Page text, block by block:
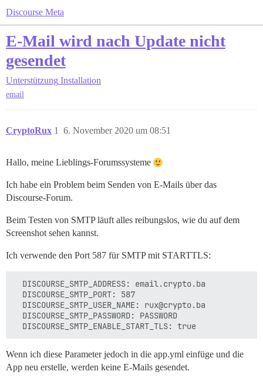
Discourse Meta
E-Mail wird nach Update nicht
gesendet
Unterstützung Installation
email
CryptoRux 6. November 2020 um 08:51
1
Hallo, meine Lieblings-Forumssysteme
Ich habe ein Problem beim Senden von E-Mails über das
Discourse-Forum.
Beim Testen von SMTP läuft alles reibungslos, wie du auf dem
Screenshot sehen kannst.
Ich verwende den Port 587 für SMTP mit STARTTLS:
  DISCOURSE_SMTP_ADDRESS: email.crypto.ba
  DISCOURSE_SMTP_PORT: 587
  DISCOURSE_SMTP_USER_NAME: rux@crypto.ba
  DISCOURSE_SMTP_PASSWORD: PASSWORD
Wenn ich diese Parameter jedoch in die app.yml einfüge und die
App neu erstelle, werden keine E-Mails gesendet.